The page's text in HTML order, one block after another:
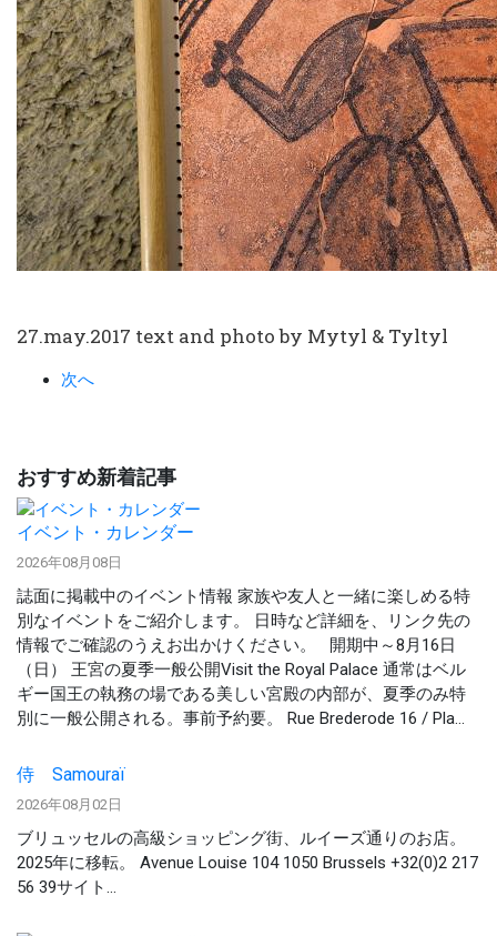
27.may.2017 text and photo by Mytyl & Tyltyl
次へ
おすすめ新着記事
イベント・カレンダー
2026年08月08日
誌面に掲載中のイベント情報 家族や友人と一緒に楽しめる特
別なイベントをご紹介します。 日時など詳細を、リンク先の
情報でご確認のうえお出かけください。 開期中～8月16日
（日） 王宮の夏季一般公開Visit the Royal Palace 通常はベル
ギー国王の執務の場である美しい宮殿の内部が、夏季のみ特
別に一般公開される。事前予約要。 Rue Brederode 16 / Pla...
侍 Samouraï
2026年08月02日
ブリュッセルの高級ショッピング街、ルイーズ通りのお店。
2025年に移転。 Avenue Louise 104 1050 Brussels +32(0)2 217
56 39サイト...